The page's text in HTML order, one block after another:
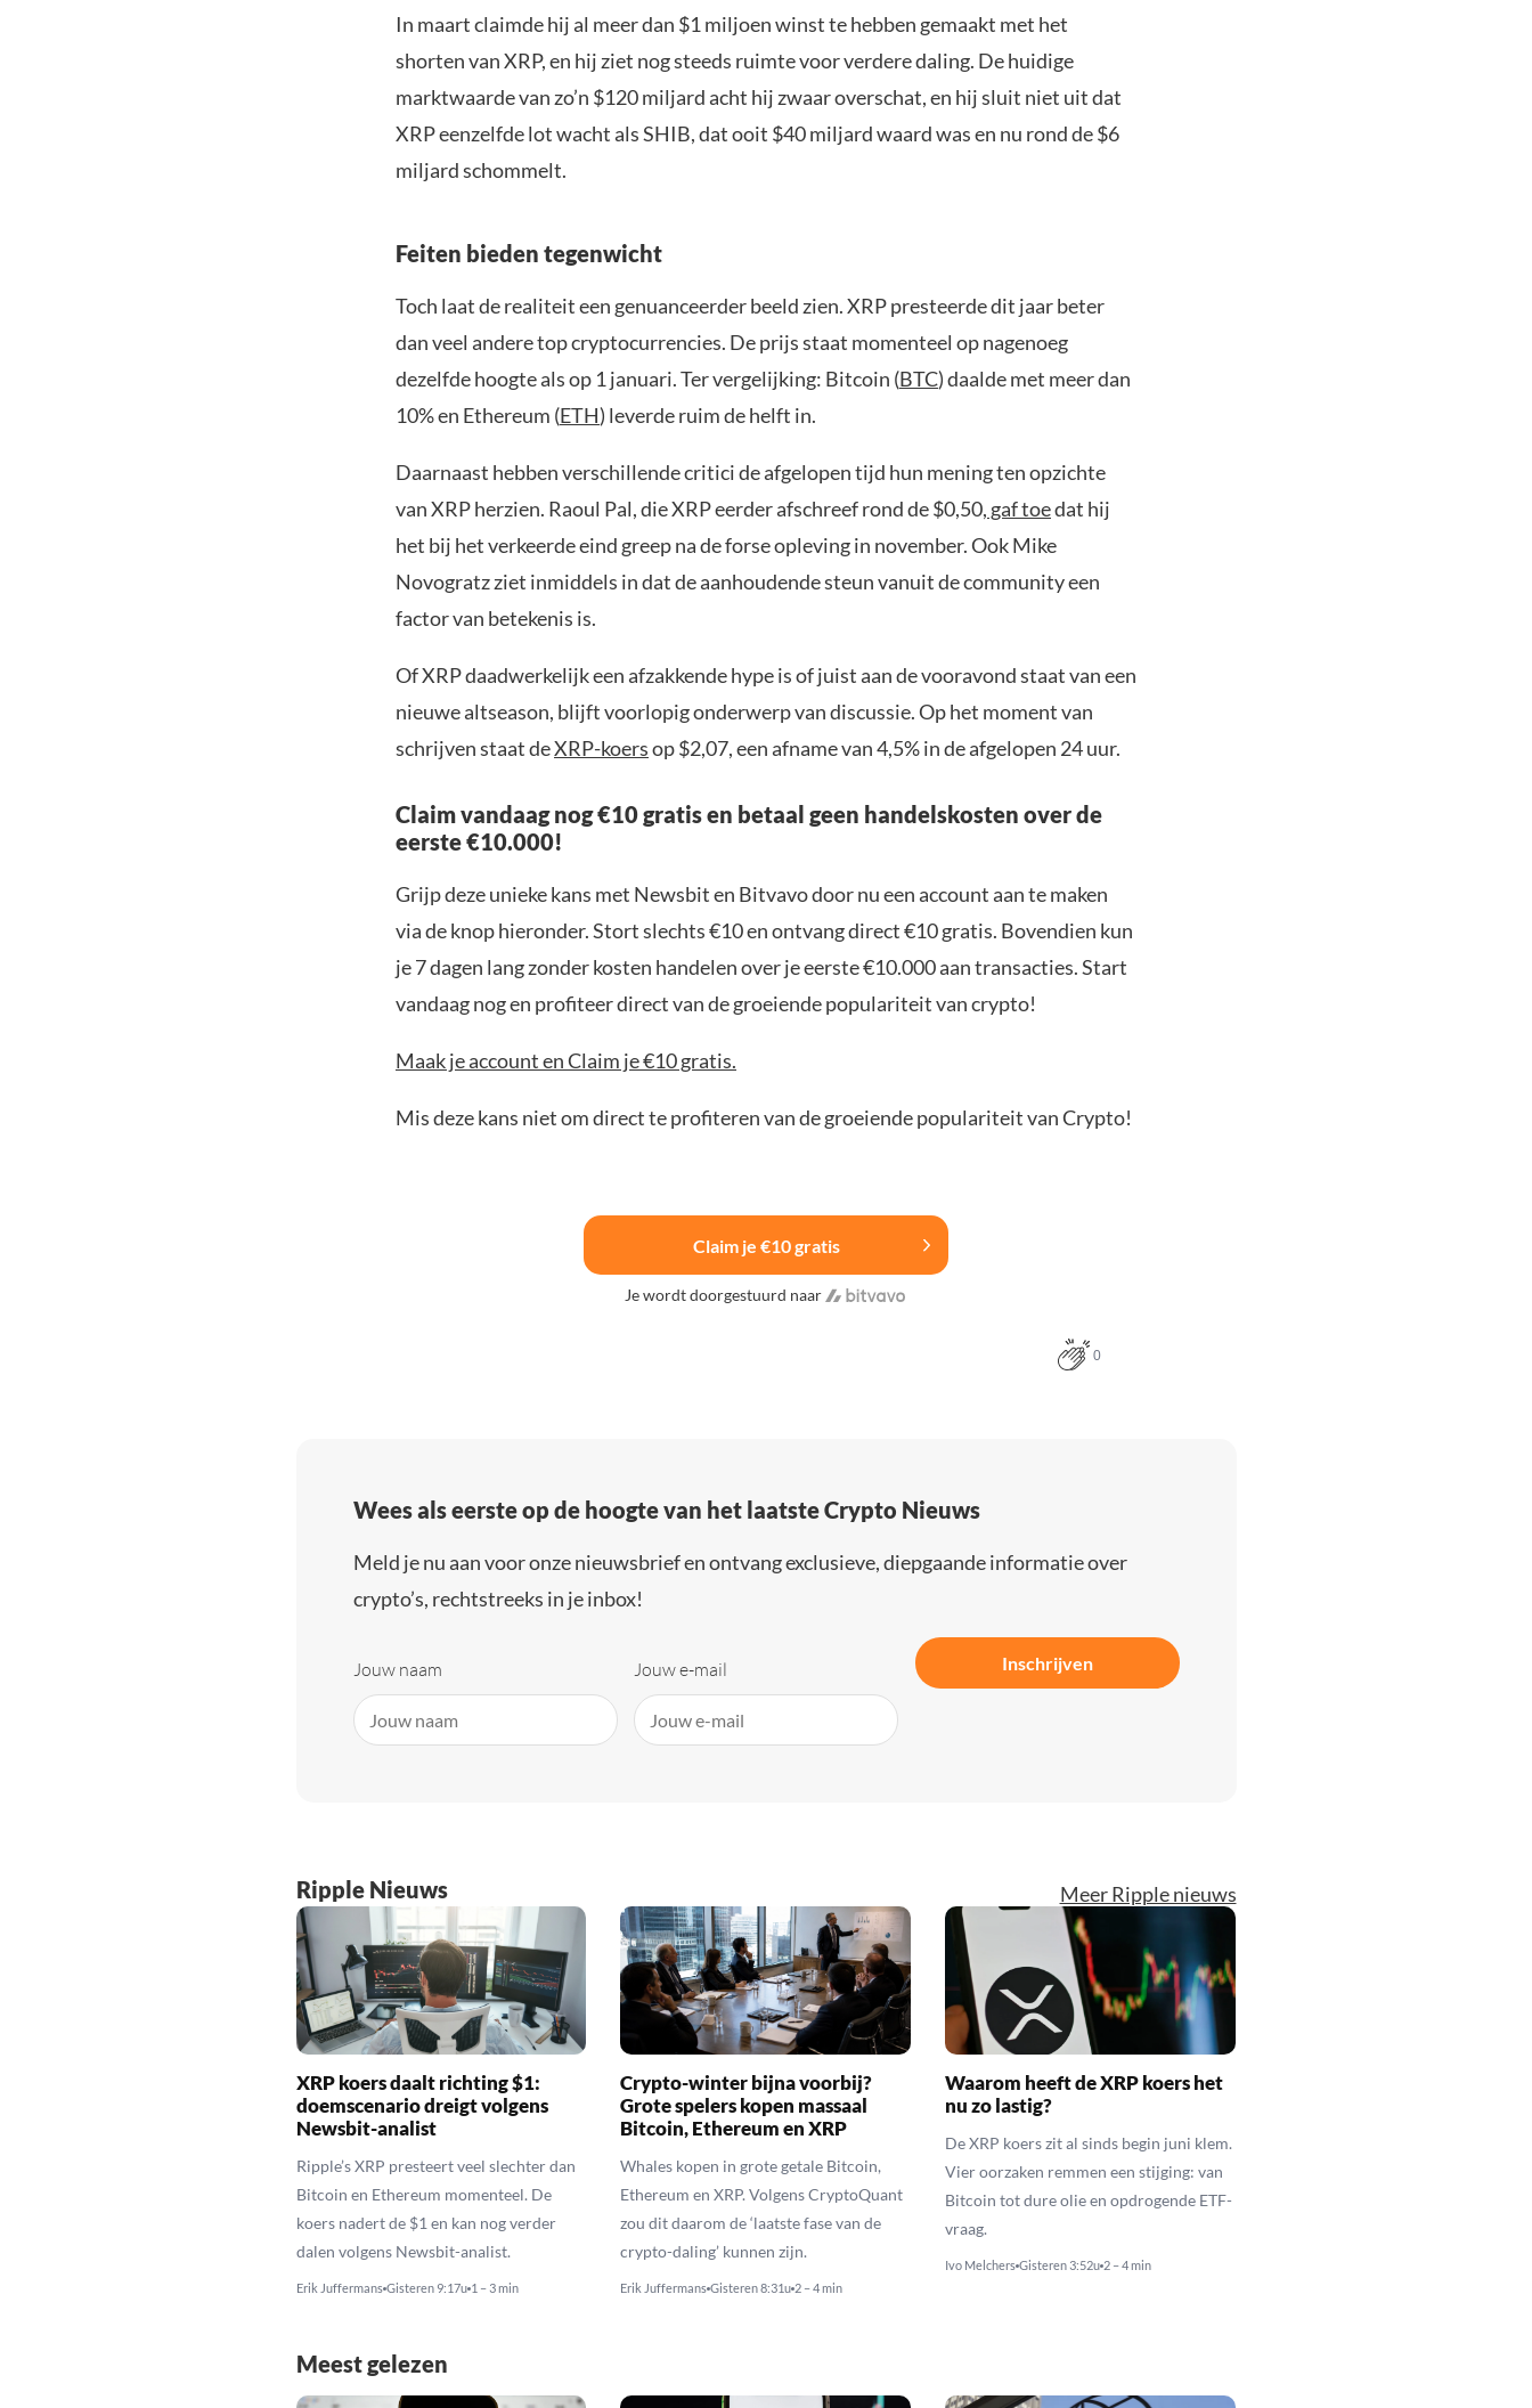
In maart claimde hij al meer dan $1 miljoen winst te hebben gemaakt met het
shorten van XRP, en hij ziet nog steeds ruimte voor verdere daling. De huidige
marktwaarde van zo’n $120 miljard acht hij zwaar overschat, en hij sluit niet uit dat
XRP eenzelfde lot wacht als SHIB, dat ooit $40 miljard waard was en nu rond de $6
miljard schommelt.
Feiten bieden tegenwicht
Toch laat de realiteit een genuanceerder beeld zien. XRP presteerde dit jaar beter
dan veel andere top cryptocurrencies. De prijs staat momenteel op nagenoeg
dezelfde hoogte als op 1 januari. Ter vergelijking: Bitcoin (BTC) daalde met meer dan
10% en Ethereum (ETH) leverde ruim de helft in.
Daarnaast hebben verschillende critici de afgelopen tijd hun mening ten opzichte
van XRP herzien. Raoul Pal, die XRP eerder afschreef rond de $0,50, gaf toedat hij
het bij het verkeerde eind greep na de forse opleving in november. Ook Mike
Novogratz ziet inmiddels in dat de aanhoudende steun vanuit de community een
factor van betekenis is.
Of XRP daadwerkelijk een afzakkende hype is of juist aan de vooravond staat van een
nieuwe altseason, blijft voorlopig onderwerp van discussie. Op het moment van
schrijven staat deXRP-koersop $2,07, een afname van 4,5% in de afgelopen 24 uur.
Claim vandaag nog €10 gratis en betaal geen handelskosten over de
eerste €10.000!
Grijp deze unieke kans met Newsbit en Bitvavo door nu een account aan te maken
via de knop hieronder. Stort slechts €10 en ontvang direct €10 gratis. Bovendien kun
je 7 dagen lang zonder kosten handelen over je eerste €10.000 aan transacties. Start
vandaag nog en profiteer direct van de groeiende populariteit van crypto!
Maak je account en Claim je €10 gratis.
Mis deze kans niet om direct te profiteren van de groeiende populariteit van Crypto!
Claim je €10 gratis
Je wordt doorgestuurd naar
0
Wees als eerste op de hoogte van het laatste Crypto Nieuws
Meld je nu aan voor onze nieuwsbrief en ontvang exclusieve, diepgaande informatie over
crypto’s, rechtstreeks in je inbox!
Jouw naam Jouw e-mail Inschrijven
Ripple Nieuws Meer Ripple nieuws
XRP koers daalt richting $1:
doemscenario dreigt volgens
Newsbit-analist
Ripple’s XRP presteert veel slechter dan
Bitcoin en Ethereum momenteel. De
koers nadert de $1 en kan nog verder
dalen volgens Newsbit-analist.
Erik Juffermans Gisteren 9:17u 1 – 3 min
Crypto-winter bijna voorbij?
Grote spelers kopen massaal
Bitcoin, Ethereum en XRP
Whales kopen in grote getale Bitcoin,
Ethereum en XRP. Volgens CryptoQuant
zou dit daarom de ‘laatste fase van de
crypto-daling’ kunnen zijn.
Erik Juffermans Gisteren 8:31u 2 – 4 min
Waarom heeft de XRP koers het
nu zo lastig?
De XRP koers zit al sinds begin juni klem.
Vier oorzaken remmen een stijging: van
Bitcoin tot dure olie en opdrogende ETF-
vraag.
Ivo Melchers Gisteren 3:52u 2 – 4 min
Meest gelezen